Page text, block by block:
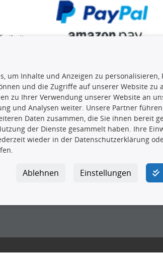
gesamte Datenbank, dürfen nicht kopiert
TecDocs zu vervielfältigen, zu
eine Urheberrechtsverletzung dar und
um Inhalte und Anzeigen zu
und die Zugriffe auf unserer Website zu
zu Ihrer Verwendung unserer Website an
und Analysen weiter. Unsere Partner
Daten zusammen, die Sie ihnen bereit
der Dienste gesammelt haben. Ihre
wieder in der Datenschutzerklärung
Einstellungen
Ablehnen